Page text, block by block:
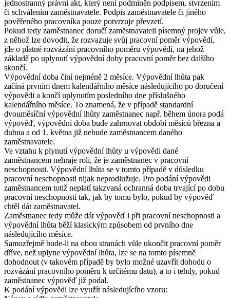
jednostranný právní akt, který není podmíněn podpisem, stvrzením
či schválením zaměstnavatele. Podpis zaměstnavatele či jiného
pověřeného pracovníka pouze potvrzuje převzetí.
Pokud tedy zaměstnanec doručí zaměstnavateli písemný projev vůle,
z něhož lze dovodit, že rozvazuje svůj pracovní poměr výpovědí,
jde o platné rozvázání pracovního poměru výpovědí, na jehož
základě po uplynutí výpovědní doby pracovní poměr bez dalšího
skončí.
Výpovědní doba činí nejméně 2 měsíce. Výpovědní lhůta pak
začíná prvním dnem kalendářního měsíce následujícího po doručení
výpovědi a končí uplynutím posledního dne příslušného
kalendářního měsíce. To znamená, že v případě standardní
dvouměsíční výpovědní lhůty zaměstnanec např. během února podá
výpověď, výpovědní doba bude zahrnovat období měsíců března a
dubna a od 1. května již nebude zaměstnancem daného
zaměstnavatele.
Ve vztahu k plynutí výpovědní lhůty u výpovědi dané
zaměstnancem nehraje roli, že je zaměstnanec v pracovní
neschopnosti. Výpovědní lhůta se v tomto případě v důsledku
pracovní neschopnosti nijak neprodlužuje. Pro podání výpovědi
zaměstnancem totiž neplatí takzvaná ochranná doba trvající po dobu
pracovní neschopnosti tak, jak by tomu bylo, pokud by výpověď
chtěl dát zaměstnavatel.
Zaměstnanec tedy může dát výpověď i při pracovní neschopnosti a
výpovědní lhůta běží klasickým způsobem od prvního dne
následujícího měsíce.
Samozřejmě bude-li na obou stranách vůle ukončit pracovní poměr
dříve, než uplyne výpovědní lhůta, lze se na tomto písemně
dohodnout (v takovém případě by bylo možné uzavřít dohodu o
rozvázání pracovního poměru k určitému datu), a to i tehdy, pokud
zaměstnanec výpověď již podal.
K podání výpovědi lze využít následujícího vzoru: